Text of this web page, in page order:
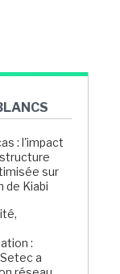
: l'impact
sur
de Kiabi
:
a